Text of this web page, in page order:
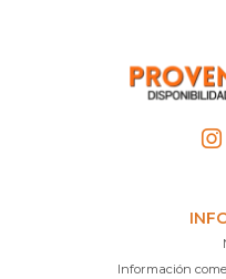
Información